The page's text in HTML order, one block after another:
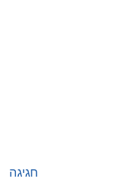
חגיגה